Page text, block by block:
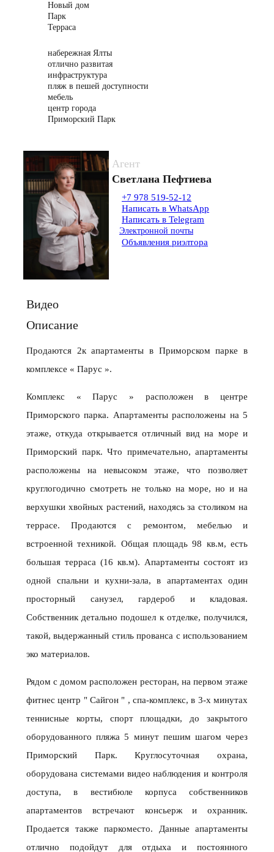
Новый дом
Парк
Терраса
набережная Ялты
отлично развитая
инфраструктура
пляж в пешей доступности
мебель
центр города
Приморский Парк
Агент
Светлана Пефтиева
+7 978 519-52-12
Написать в WhatsApp
Написать в Telegram
Электронной почты
Объявления риэлтора
Описание
Продаются 2к апартаменты в Приморском парке в
комплексе « Парус ».
Комплекс « Парус » расположен в центре
Приморского парка. Апартаменты расположены на 5
этаже, откуда открывается отличный вид на море и
Приморский парк. Что примечательно, апартаменты
расположены на невысоком этаже, что позволяет
круглогодично смотреть не только на море, но и на
верхушки хвойных растений, находясь за столиком на
террасе. Продаются c ремонтом, мебелью и
встроенной техникой. Общая площадь 98 кв.м, есть
большая терраса (16 кв.м). Апартаменты состоят из
одной спальни и кухни-зала, в апартаментах один
просторный санузел, гардероб и кладовая.
Собственник детально подошел к отделке, получился,
такой, выдержанный стиль прованса с использованием
эко материалов.
Рядом с домом расположен ресторан, на первом этаже
фитнес центр " Сайгон " , спа-комплекс, в 3-х минутах
теннисные корты, спорт площадки, до закрытого
оборудованного пляжа 5 минут пешим шагом через
Приморский Парк. Круглосуточная охрана,
оборудована системами видео наблюдения и контроля
доступа, в вестибюле корпуса собственников
апартаментов встречают консьерж и охранник.
Продается также паркоместо. Данные апартаменты
отлично подойдут для отдыха и постоянного
Видео